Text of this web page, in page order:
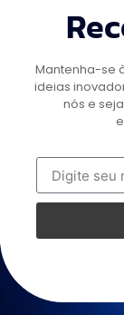
Mantenha-se
ideias
nós e